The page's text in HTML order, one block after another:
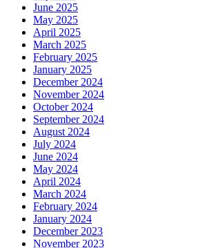
June 2025
May 2025
April 2025
March 2025
February 2025
January 2025
December 2024
November 2024
October 2024
September 2024
August 2024
July 2024
June 2024
May 2024
April 2024
March 2024
February 2024
January 2024
December 2023
November 2023